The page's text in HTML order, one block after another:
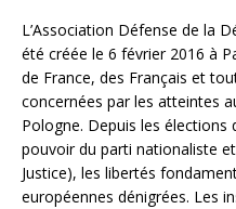
L’Association Défense de la
été créée le 6 février 2016 à
de France, des Français et
concernées par les atteintes
Pologne. Depuis les élections
pouvoir du parti nationaliste
Justice), les libertés
européennes dénigrées. Les